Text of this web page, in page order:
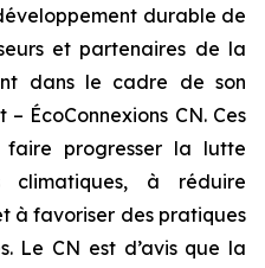
durable de
et partenaires de la
dans le cadre de son
ÉcoConnexions CN. Ces
faire progresser la lutte
climatiques, à réduire
à favoriser des pratiques
Le CN est d’avis que la